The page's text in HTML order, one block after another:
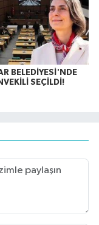
BELEDİYESİ'NDE
SEÇİLDİ!